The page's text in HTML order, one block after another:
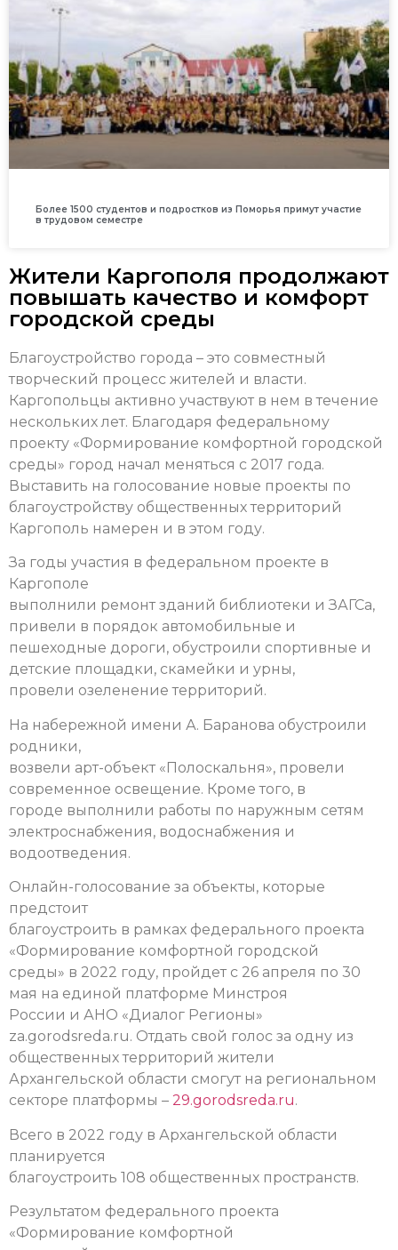
Более 1500 студентов и подростков из Поморья примут участие
в трудовом семестре
Жители Каргополя продолжают
повышать качество и комфорт
городской среды
Благоустройство города – это совместный
творческий процесс жителей и власти.
Каргопольцы активно участвуют в нем в течение
нескольких лет. Благодаря федеральному
проекту «Формирование комфортной городской
среды» город начал меняться с 2017 года.
Выставить на голосование новые проекты по
благоустройству общественных территорий
Каргополь намерен и в этом году.
За годы участия в федеральном проекте в
Каргополе
выполнили ремонт зданий библиотеки и ЗАГСа,
привели в порядок автомобильные и
пешеходные дороги, обустроили спортивные и
детские площадки, скамейки и урны,
провели озеленение территорий.
На набережной имени А. Баранова обустроили
родники,
возвели арт-объект «Полоскальня», провели
современное освещение. Кроме того, в
городе выполнили работы по наружным сетям
электроснабжения, водоснабжения и
водоотведения.
Онлайн-голосование за объекты, которые
предстоит
благоустроить в рамках федерального проекта
«Формирование комфортной городской
среды» в 2022 году, пройдет с 26 апреля по 30
мая на единой платформе Минстроя
России и АНО «Диалог Регионы»
za.gorodsreda.ru. Отдать свой голос за одну из
общественных территорий жители
Архангельской области смогут на региональном
секторе платформы – 29.gorodsreda.ru.
Всего в 2022 году в Архангельской области
планируется
благоустроить 108 общественных пространств.
Результатом федерального проекта
«Формирование комфортной